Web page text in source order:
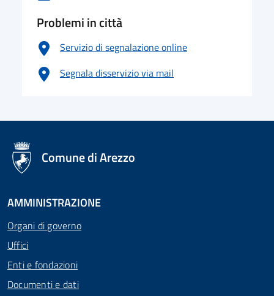
Problemi in città
Servizio di segnalazione online
Segnala disservizio via mail
logo Unione Europea
Comune di Arezzo
AMMINISTRAZIONE
Organi di governo
Uffici
Enti e fondazioni
Documenti e dati